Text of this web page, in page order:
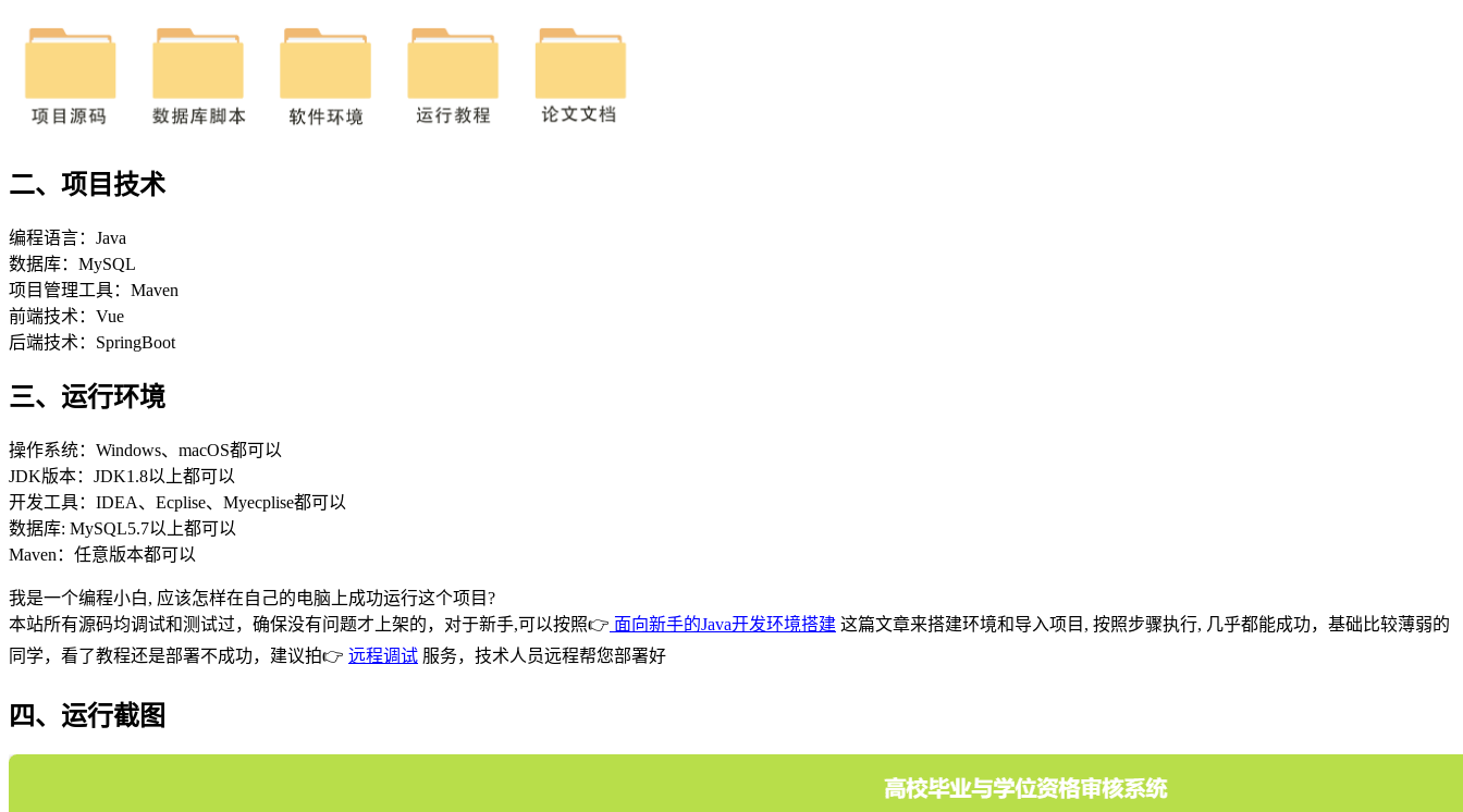
二、项目技术
编程语言：Java
数据库：MySQL
项目管理工具：Maven
前端技术：Vue
后端技术：SpringBoot
三、运行环境
操作系统：Windows、macOS都可以
JDK版本：JDK1.8以上都可以
开发工具：IDEA、Ecplise、Myecplise都可以
数据库: MySQL5.7以上都可以
Maven：任意版本都可以
我是一个编程小白, 应该怎样在自己的电脑上成功运行这个项目?
本站所有源码均调试和测试过，确保没有问题才上架的，对于新手,可以按照👉 面向新手的Java开发环境搭建 这篇文章来搭建环境和导入项目, 按照步骤执行, 几乎都能成功，基础比较薄弱的
同学，看了教程还是部署不成功，建议拍👉 远程调试 服务，技术人员远程帮您部署好
四、运行截图